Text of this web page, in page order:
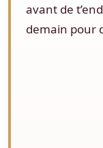
avant de
demain pour